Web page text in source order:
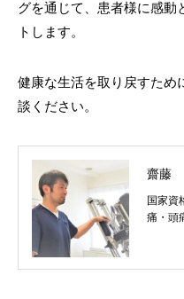
グを通じて、患者様に感動
トします。
健康な生活を取り戻すため
談ください。
齋藤
国家資
痛・頭
着き、